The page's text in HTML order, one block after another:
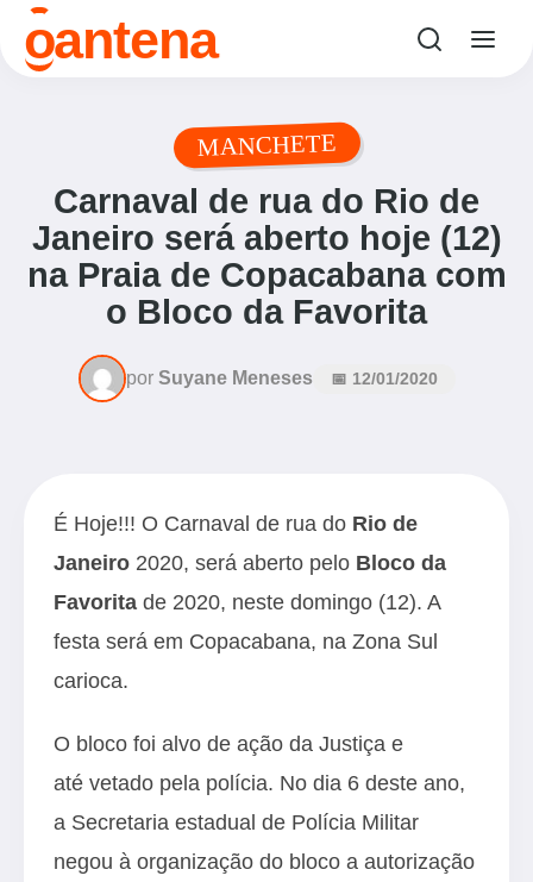
oantena
MANCHETE
Carnaval de rua do Rio de
Janeiro será aberto hoje (12)
na Praia de Copacabana com
o Bloco da Favorita
por Suyane Meneses 📅 12/01/2020
É Hoje!!! O Carnaval de rua do Rio de
Janeiro 2020, será aberto pelo Bloco da
Favorita de 2020, neste domingo (12). A
festa será em Copacabana, na Zona Sul
carioca.
O bloco foi alvo de ação da Justiça e
até vetado pela polícia. No dia 6 deste ano,
a Secretaria estadual de Polícia Militar
negou à organização do bloco a autorização